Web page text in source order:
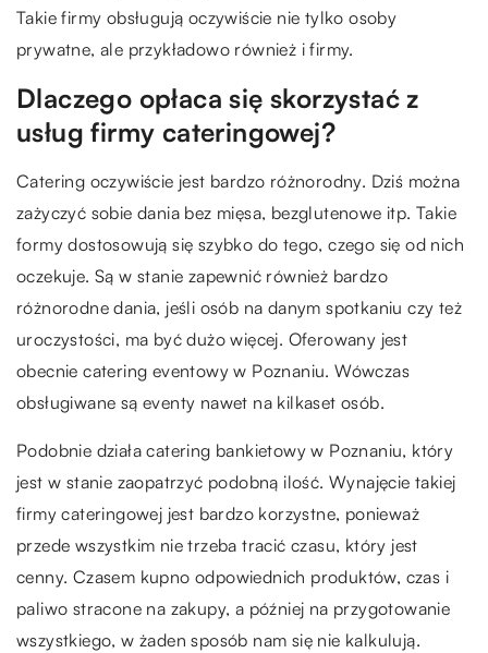
Takie firmy obsługują oczywiście nie tylko osoby
prywatne, ale przykładowo również i firmy.
Dlaczego opłaca się skorzystać z
usług firmy cateringowej?
Catering oczywiście jest bardzo różnorodny. Dziś można
zażyczyć sobie dania bez mięsa, bezglutenowe itp. Takie
formy dostosowują się szybko do tego, czego się od nich
oczekuje. Są w stanie zapewnić również bardzo
różnorodne dania, jeśli osób na danym spotkaniu czy też
uroczystości, ma być dużo więcej. Oferowany jest
obecnie catering eventowy w Poznaniu. Wówczas
obsługiwane są eventy nawet na kilkaset osób.
Podobnie działa catering bankietowy w Poznaniu, który
jest w stanie zaopatrzyć podobną ilość. Wynajęcie takiej
firmy cateringowej jest bardzo korzystne, ponieważ
przede wszystkim nie trzeba tracić czasu, który jest
cenny. Czasem kupno odpowiednich produktów, czas i
paliwo stracone na zakupy, a później na przygotowanie
wszystkiego, w żaden sposób nam się nie kalkulują.